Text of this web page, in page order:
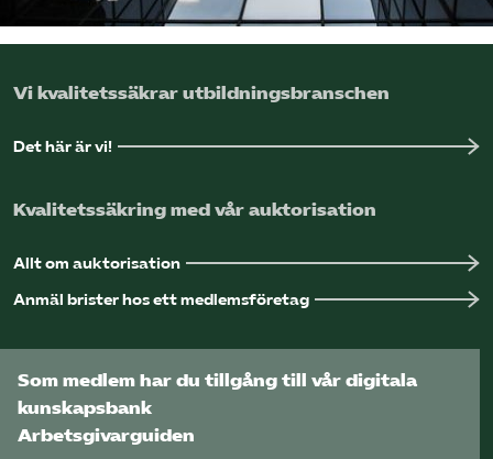
Logga in på Arbetsgivarguiden
Vi kvalitetssäkrar utbildningsbranschen
Det här är vi!
Kvalitetssäkring med vår auktorisation
Allt om auktorisation
Anmäl brister hos ett medlemsföretag
Som medlem har du tillgång till vår digitala
kunskapsbank
Arbetsgivarguiden